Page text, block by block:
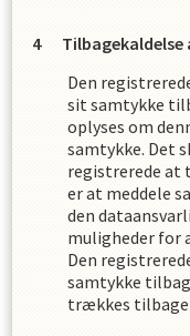
Den
sit samtykke
oplyses om
samtykke. Det
registrerede at
er at meddele
den
muligheder for
Den
samtykke
trækkes tilbage